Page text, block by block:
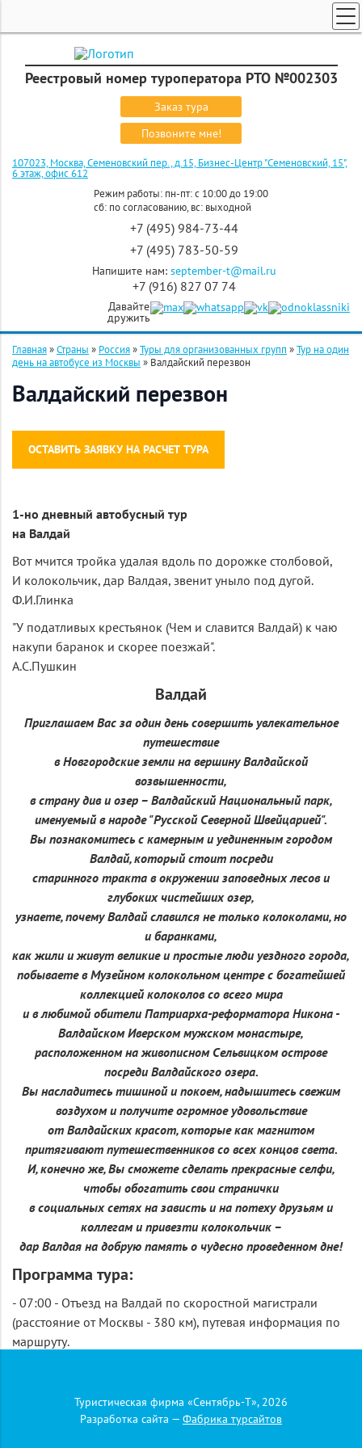
Реестровый номер туроператора РТО №002303
Заказ тура
Позвоните мне!
107023, Москва, Семеновский пер., д.15, Бизнес-Центр "Семеновский, 15",
6 этаж, офис 612
Режим работы: пн-пт: с 10:00 до 19:00
сб: по согласованию, вс: выходной
+7 (495) 984-73-44
+7 (495) 783-50-59
Напишите нам: september-t@mail.ru
+7 (916) 827 07 74
Давайте
дружить
ПОИСК ТУРОВ
ГОРЯЩИЕ ТУРЫ
СТРАНЫ
КРУИЗЫ
ЭКСКУРСИОННЫЕ ТУРЫ
Главная»Страны » Россия»Туры для организованных групп »Тур на один
день на автобусе из Москвы » Валдайский перезвон
Валдайский перезвон
ОСТАВИТЬ ЗАЯВКУ НА РАСЧЕТ ТУРА
1-но дневный автобусный тур
на Валдай
Вот мчится тройка удалая вдоль по дорожке столбовой,
И колокольчик, дар Валдая, звенит уныло под дугой.
Ф.И.Глинка
"У податливых крестьянок (Чем и славится Валдай) к чаю
накупи баранок и скорее поезжай".
А.С.Пушкин
Валдай
Приглашаем Вас за один день совершить увлекательное
путешествие
в Новгородские земли на вершину Валдайской
возвышенности,
в страну див и озер – Валдайский Национальный парк,
именуемый в народе "Русской Северной Швейцарией".
Вы познакомитесь с камерным и уединенным городом
Валдай, который стоит посреди
старинного тракта в окружении заповедных лесов и
глубоких чистейших озер,
узнаете, почему Валдай славился не только колоколами, но
и баранками,
как жили и живут великие и простые люди уездного города,
побываете в Музейном колокольном центре с богатейшей
коллекцией колоколов со всего мира
и в любимой обители Патриарха-реформатора Никона -
Валдайском Иверском мужском монастыре,
расположенном на живописном Сельвицком острове
посреди Валдайского озера.
Вы насладитесь тишиной и покоем, надышитесь свежим
воздухом и получите огромное удовольствие
от Валдайских красот, которые как магнитом
притягивают путешественников со всех концов света.
И, конечно же, Вы сможете сделать прекрасные селфи,
чтобы обогатить свои странички
в социальных сетях на зависть и на потеху друзьям и
коллегам и привезти колокольчик –
дар Валдая на добрую память о чудесно проведенном дне!
Программа тура:
- 07:00 - Отъезд на Валдай по скоростной магистрали
(расстояние от Москвы - 380 км), путевая информация по
маршруту.
озер Новгородской области.
Глубина озера Валдай достигает 62 метров, в него впадает
Туристическая фирма «Сентябрь-Т», 2026
Разработка сайта — Фабрика турсайтов